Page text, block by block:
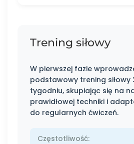
Trening siłowy
W pierwszej fazie
podstawowy trening siłowy
tygodniu, skupiając się na
prawidłowej techniki i
do regularnych ćwiczeń.
Częstotliwość: